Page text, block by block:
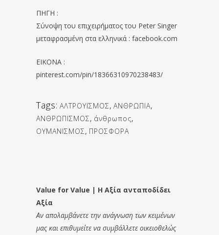
ΠΗΓΗ :
Σύνοψη του επιχειρήματος του Peter Singer
μεταφρασμένη στα ελληνικά : facebook.com
EIKONA :
pinterest.com/pin/18366310970238483/
Tags: ΑΛΤΡΟΥΙΣΜΟΣ, ΑΝΘΡΩΠΙΑ,
ΑΝΘΡΩΠΙΣΜΟΣ, άνθρωπος,
ΟΥΜΑΝΙΣΜΟΣ, ΠΡΟΣΦΟΡΑ
Value for Value | Η Αξία ανταποδίδει
Αξία
Αν απολαμβάνετε την ανάγνωση των κειμένων
μας και επιθυμείτε να συμβάλλετε οικειοθελώς